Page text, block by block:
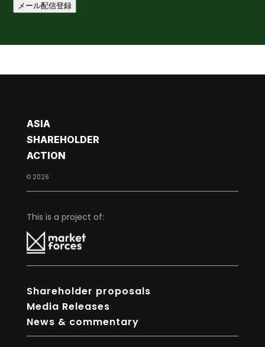
メール配信登録
ASIA
SHAREHOLDER
ACTION
© 2026
This is a project of:
Shareholder proposals
Media Releases
News & commentary